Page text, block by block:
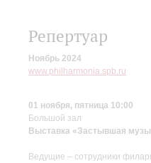
Репертуар
Ноябрь 2024
www.philharmonia.spb.ru
01 ноября, пятница 10:00
Большой зал
Выставка «Застывшая
Ведущие – сотрудники